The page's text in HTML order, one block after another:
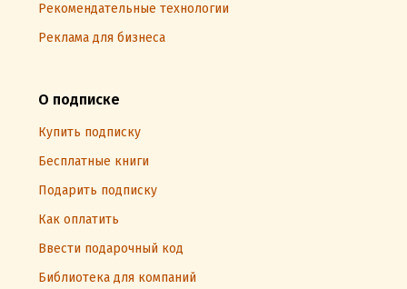
Рекомендательные технологии
Реклама для бизнеса
О подписке
Купить подписку
Бесплатные книги
Подарить подписку
Как оплатить
Ввести подарочный код
Библиотека для компаний